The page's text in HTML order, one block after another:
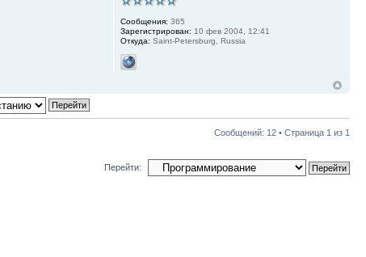
Сообщения: 365
Зарегистрирован: 10 фев 2004, 12:41
Откуда: Saint-Petersburg, Russia
Сообщений: 12 • Страница 1 из 1
Перейти: